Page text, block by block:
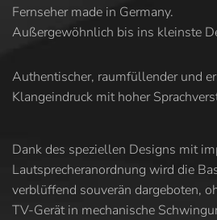
Fernseher made in Germany.
Außergewöhnlich bis ins kleinste
Authentischer, raumfüllender und
Klangeindruck mit hoher
Dank des speziellen Designs mit
Lautsprecheranordnung wird die
verblüffend souverän dargeboten,
TV-Gerät in mechanische